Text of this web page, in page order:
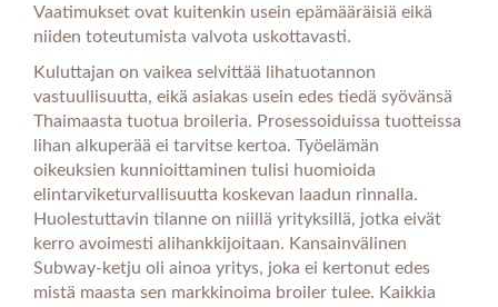
Vaatimukset ovat kuitenkin usein epämääräisiä eikä
niiden toteutumista valvota uskottavasti.
Kuluttajan on vaikea selvittää lihatuotannon
vastuullisuutta, eikä asiakas usein edes tiedä syövänsä
Thaimaasta tuotua broileria. Prosessoiduissa tuotteissa
lihan alkuperää ei tarvitse kertoa. Työelämän
oikeuksien kunnioittaminen tulisi huomioida
elintarviketurvallisuutta koskevan laadun rinnalla.
Huolestuttavin tilanne on niillä yrityksillä, jotka eivät
kerro avoimesti alihankkijoitaan. Kansainvälinen
Subway-ketju oli ainoa yritys, joka ei kertonut edes
mistä maasta sen markkinoima broiler tulee. Kaikkia